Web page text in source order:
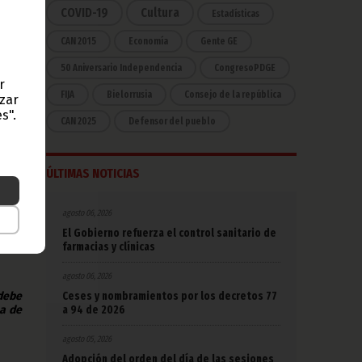
la
la
a
los
de
COVID-19 Cultura Estadísticas
CAN 2015 Economía Gente GE
50 Aniversario Independencia CongresoPDGE
FIJA Bielorrusia Consejo de la república
CAN 2025 Defensor del pueblo
ÚLTIMAS NOTICIAS
agosto 06, 2026
El Gobierno refuerza el control sanitario de
farmacias y clínicas
agosto 06, 2026
Ceses y nombramientos por los decretos 77
a 94 de 2026
agosto 05, 2026
Adopción del orden del día de las sesiones